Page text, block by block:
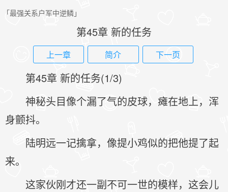
「最强关系户军中逆鳞」
第45章 新的任务
上一章 简介 下一页
第45章 新的任务(1/3)
神秘头目像个漏了气的皮球，瘫在地上，浑
身颤抖。
陆明远一记擒拿，像提小鸡似的把他提了起
来。
这家伙刚才还一副不可一世的模样，这会儿